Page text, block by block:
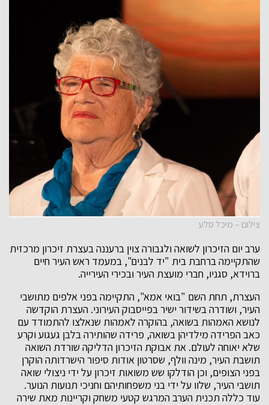
צילום – מיכל סלע
ערב יום הזיכרון לשואה ולגבורה צוין ברעננה בעצרת זיכרון מרכזית
שהתקיימה ברחבת בית "יד לבנים", במעמד ראש העיר חיים
ברוידא, סגניו, חברי מועצת העיר ובכירי העירייה.
העצרת, תחת השם "בואי אמא", התקיימה בפני אלפים מתושבי
העיר, ושודרה בשידור ישיר בפייסבוק העירוני. העצרת הוקדשה
לנושא האמהות בשואה, בהוקרה לאמהות שנאלצו להתמודד עם
כאב הפרידה מילדיהן בשואה, פרידה שהותירה בלבן געגוע וקרע
שלא יאוחה לעולם. את אבוקת הזיכרון הדליקה שורדת השואה
תושבת העיר, מינה וולף, שסרטון אודות סיפור הישרדותה הוקרן
בפני הצופים, וכן הודלקו שש משואות זיכרון על ידי ניצולי שואה
תושבי העיר, שלוו על ידי בני משפחותיהם וחניכי תנועות הנוער.
עוד כללה תכנית הערב המרגש קטעי משחק וקריינות מאת שירה